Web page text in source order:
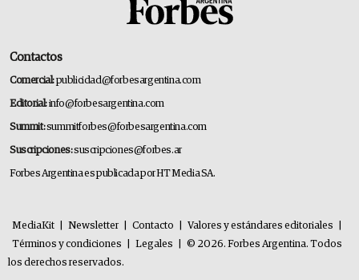
Contactos
Comercial:publicidad@forbesargentina.com
Editorial:info@forbesargentina.com
Summit:summitforbes@forbesargentina.com
Suscripciones:suscripciones@forbes.ar
Forbes Argentina es publicada por HT Media SA.
MediaKit Newsletter Contacto Valores y estándares editoriales
Términos y condiciones
Legales
© 2026. Forbes Argentina. Todos
los derechos reservados.